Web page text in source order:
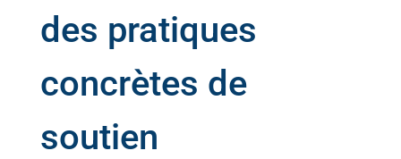
des pratiques
concrètes de
soutien